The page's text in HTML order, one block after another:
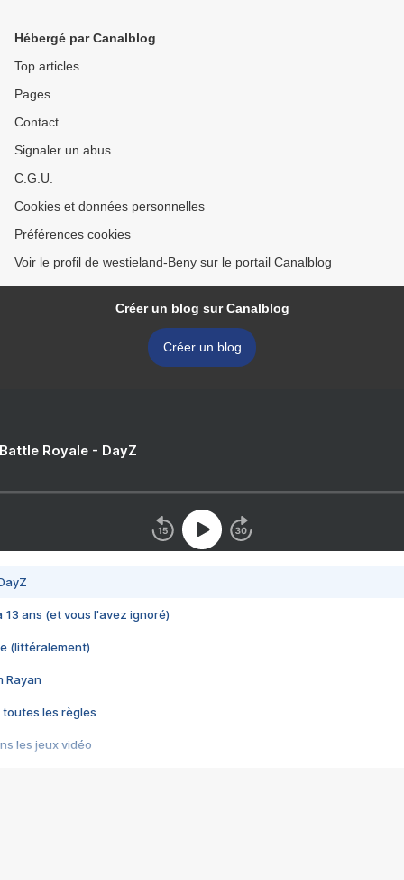
Hébergé par Canalblog
Top articles
Pages
Contact
Signaler un abus
C.G.U.
Cookies et données personnelles
Préférences cookies
Voir le profil de westieland-Beny sur le portail Canalblog
Créer un blog sur Canalblog
Créer un blog
Royale - DayZ
13 ans (et vous l'avez ignoré)
(littéralement)
Rayan
toutes les règles
les jeux vidéo